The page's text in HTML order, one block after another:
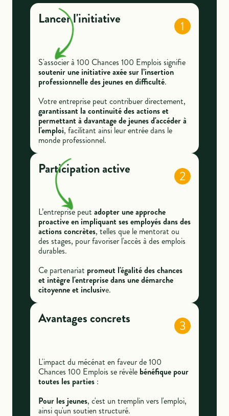
Lancer l'initiative 1
S'associer à 100 Chances 100 Emplois signifie
soutenir une initiative axée sur l’insertion
professionnelle des jeunes en difficulté.
Votre entreprise peut contribuer directement,
garantissant la continuité des actions et
permettant à davantage de jeunes d'accéder à
l'emploi, facilitant ainsi leur entrée dans le
monde professionnel.
Participation active 2
L’entreprise peut adopter une approche
proactive en impliquant ses employés dans des
actions concrètes, telles que le mentorat ou
des stages, pour favoriser l'accès à des emplois
durables.
Ce partenariat promeut l'égalité des chances
et intègre l'entreprise dans une démarche
citoyenne et inclusive.
Avantages concrets 3
L'impact du mécénat en faveur de 100
Chances 100 Emplois se révèle bénéfique pour
toutes les parties:
Pour les jeunes, c'est un tremplin vers l'emploi,
ainsi qu'un soutien structuré.